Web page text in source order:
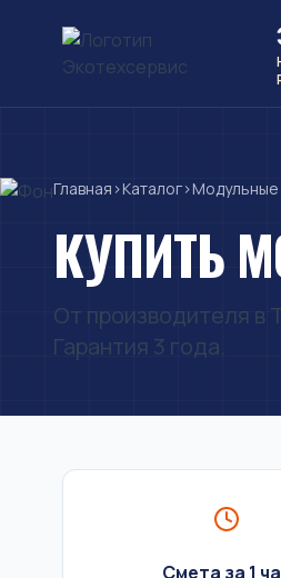
Главная ›Каталог›
КУПИТЬ
От производителя в
Гарантия 3 года.
Смета за 1